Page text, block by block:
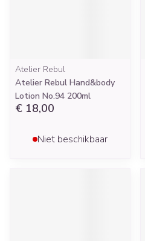
Atelier Rebul
Atelier Rebul Hand&body
Lotion No.94 200ml
€ 18,00
Niet beschikbaar